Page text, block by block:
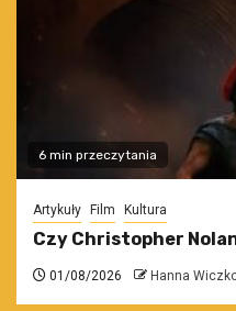
6 min przeczytania
Artykuły Film Kultura
Czy Christopher
01/08/2026 Hanna